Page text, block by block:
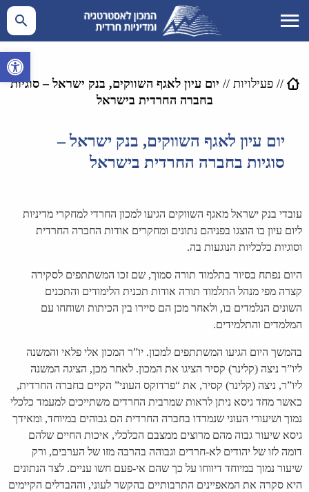
פתח
//פעילויות // יום עיון לאגף השווקים, בנק ישראל – סוגיות
בחברה החרדית בישראל
יום עיון לאגף השווקים, בנק ישראל –
סוגיות בחברה החרדית בישראל
עובדי בנק ישראל מאגף השווקים הגיעו למכון החרדי למחקרי מדיניות
ליום עיון בו הוצגו בפניהם נתונים ומחקרים אודות החברה החרדית
וסוגיות כלכליות הנוגעות בה.
היום נפתח בסיור בתלמוד תורה סמוך, שם זכו המשתתפים לסקירה
קצרה מפי מנהל התלמוד תורה אודות תכנית הלימודים והתכנים
השונים הנלמדים בו, ולאחר מכן הם סיירו בין הכיתות ושוחחו עם
המלמדים והתלמידים.
בהמשך היום הגיעו המשתתפים למכון. יו”ר המכון אלי פלאי והמשנה
ליו”ר ניצה (קלינר) קסיר הציגו את המכון. לאחר מכן, הציגה המשנה
ליו”ר, ניצה (קלינר) קסיר, את “פרדוקס העוני” הקיים בחברה החרדית,
כאשר מחד גיסא ניתן לראות שמרבית החרדים משתייכים למעמד כלכלי
נמוך ושיעורי העוני שנמדדו בחברה החרדית הם גבוהים במיוחד, ומאידך
גיסא שיעור גבוה מהם מרוצים ממצבם הכלכלי, איכות החיים שלהם
דומה לזו של יהודים לא-חרדים וגבוהה בהרבה מזו של הערבים, ורק
שיעור נמוך במיוחד דיווחו על כך שהם אי-פעם חשו עניים. לצד הנתונים
היא סקרה את המאפיינים התרבותיים בהקשר לעוני, וההבדלים הקיימים